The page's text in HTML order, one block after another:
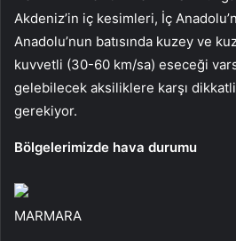
Akdeniz’in iç kesimleri, İç
Anadolu’nun batısında kuzey ve
kuvvetli (30-60 km/sa) eseceği
gelebilecek aksiliklere karşı
gerekiyor.
Bölgelerimizde hava durumu
MARMARA